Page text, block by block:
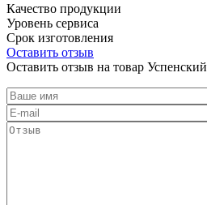
Качество продукции
Уровень сервиса
Срок изготовления
Оставить отзыв
Оставить отзыв на товар Успенский